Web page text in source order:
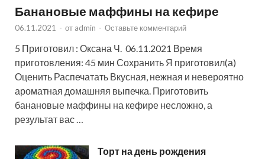
Банановые маффины на кефире
06.11.2021 - от admin - Оставьте комментарий
5 Приготовил : Оксана Ч. 06.11.2021 Время
приготовления: 45 мин Сохранить Я приготовил(а)
Оценить Распечатать Вкусная, нежная и невероятно
ароматная домашняя выпечка. Приготовить
банановые маффины на кефире несложно, а
результат вас …
Торт на день рождения